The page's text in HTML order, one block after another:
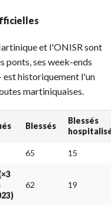
et l'ONISR sont
ponts, ses week-ends
est historiquement l'un
martiniquaises.
Blessés
Blessés
65 15
62 19